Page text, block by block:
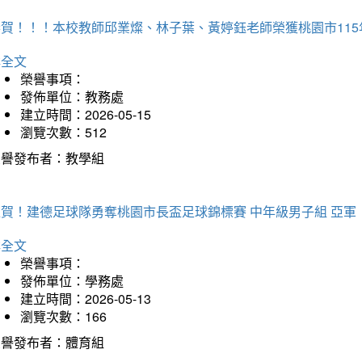
！！！本校教師邱業燦、林子葉、黃婷鈺老師榮獲桃園市115
文
榮譽事項：
發佈單位：教務處
建立時間：2026-05-15
瀏覽次數：512
發布者：教學組
！建德足球隊勇奪桃園市長盃足球錦標賽 中年級男子組 亞軍
文
榮譽事項：
發佈單位：學務處
建立時間：2026-05-13
瀏覽次數：166
發布者：體育組